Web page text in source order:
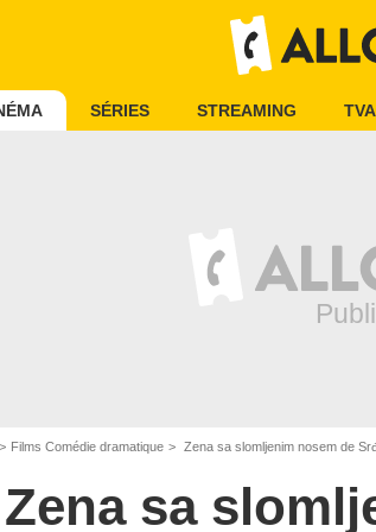
SÉRIES STREAMING
Films Comédie dramatique Zena sa slomljenim nosem de
Zena sa